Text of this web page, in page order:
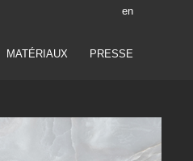
en
MATÉRIAUX PRESSE